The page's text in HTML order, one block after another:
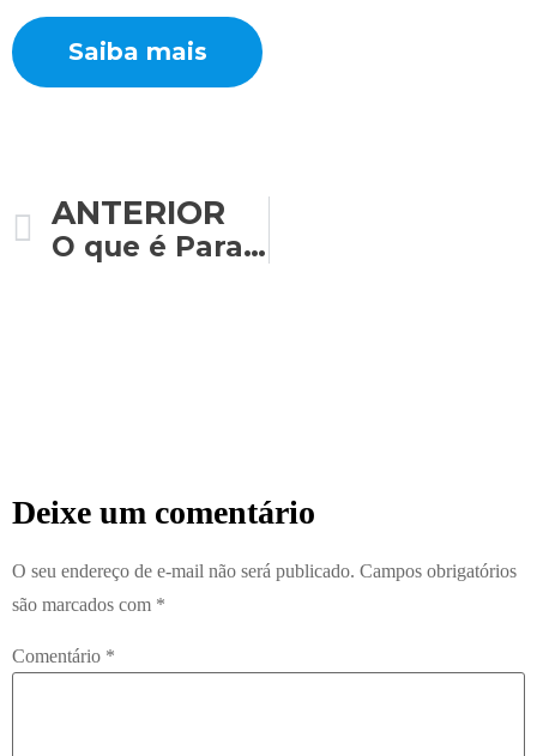
Saiba mais
ANTERIOR
O que é Parapsicologia Sistêmica?
Deixe um comentário
O seu endereço de e-mail não será publicado. Campos obrigatórios
são marcados com *
Comentário *